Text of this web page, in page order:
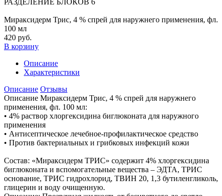
РАЗДЕЛЕНИЕ БЛОКОВ 6
Мираксидерм Трис, 4 % спрей для наружнего применения, фл.
100 мл
420 руб.
В корзину
Описание
Характеристики
Описание Отзывы
Описание Мираксидерм Трис, 4 % спрей для наружнего
применения, фл. 100 мл:
• 4% раствор хлоргексидина биглюконата для наружного
применения
• Антисептическое лечебное-профилактическое средство
• Против бактериальных и грибковых инфекций кожи
Состав: «Мираксидерм ТРИС» содержит 4% хлоргексидина
биглюконата и вспомогательные вещества – ЭДТА, ТРИС
основание, ТРИС гидрохлорид, ТВИН 20, 1,3 бутиленгликоль,
глицерин и воду очищенную.